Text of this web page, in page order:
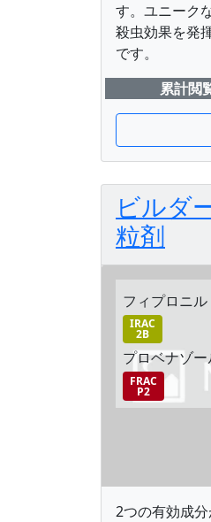
す。ユニーク
殺虫効果を発
です。
累計閲
ビルダ
粒剤
フィプロニル
IRAC
2B
プロベナゾー
FRAC
P2
2つの有効成